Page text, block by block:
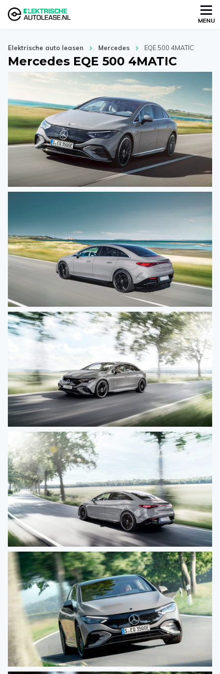
MENU
Elektrische auto leasen Mercedes EQE 500 4MATIC
Mercedes EQE 500 4MATIC